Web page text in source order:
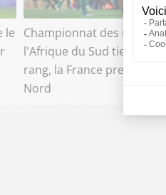
le
Championnat des nations:
l'Afrique du Sud tient son
rang, la France première au
Nord